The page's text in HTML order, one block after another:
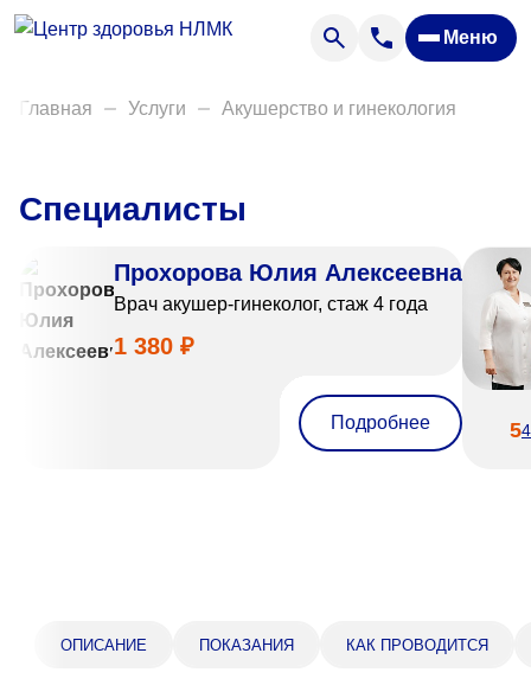
Меню
Анализы
Акции
О нас
Отзывы
Закупки
Контакты
Главная Услуги Акушерство и гинекология
ОПИСАНИЕ ПОКАЗАНИЯ КАК ПРОВОДИТСЯ
Специалисты
Прохорова Юлия Алексеевна
Врач акушер-гинеколог, стаж 4 года
1 380 ₽
Подробнее 5